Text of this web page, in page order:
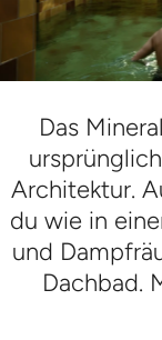
Das
Architektur.
du wie in
und
Dachbad.